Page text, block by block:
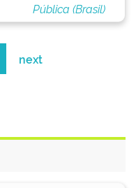
Pública (Brasil)
next